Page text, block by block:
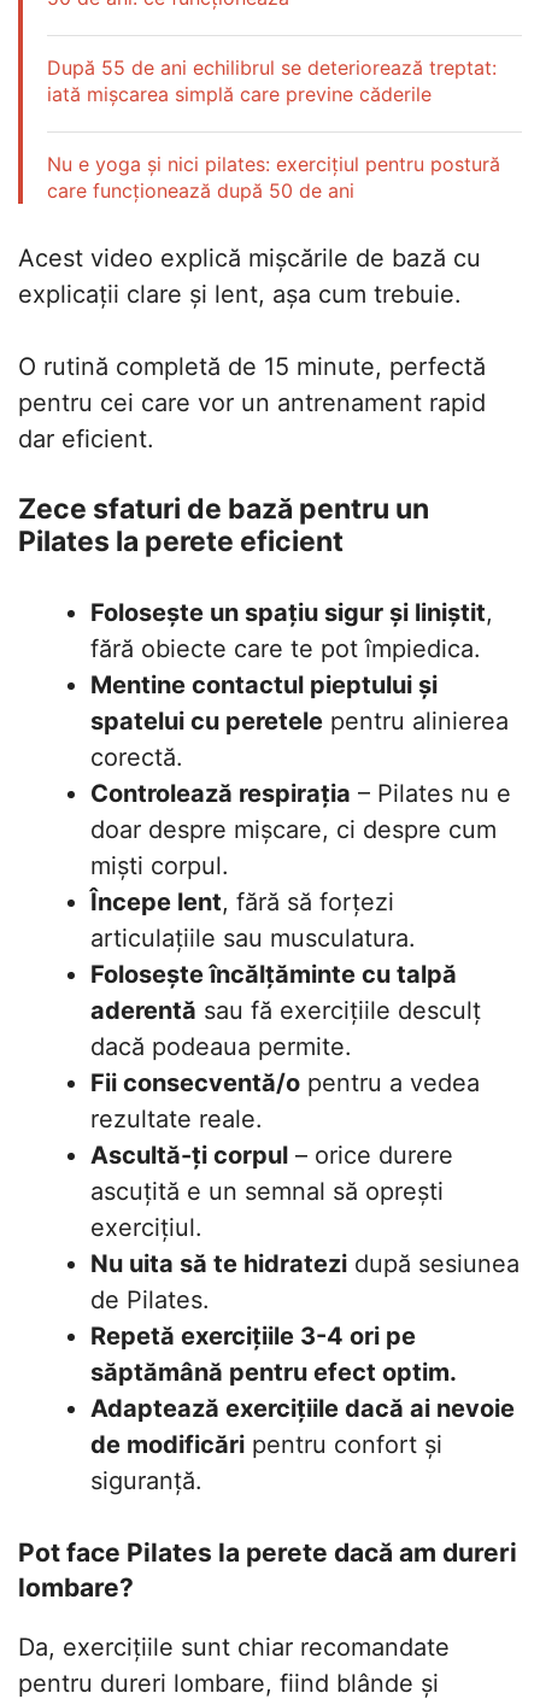
După 55 de ani echilibrul se deteriorează treptat:
iată mișcarea simplă care previne căderile
Nu e yoga și nici pilates: exercițiul pentru postură
care funcționează după 50 de ani
Acest video explică mișcările de bază cu
explicații clare și lent, așa cum trebuie.
O rutină completă de 15 minute, perfectă
pentru cei care vor un antrenament rapid
dar eficient.
Zece sfaturi de bază pentru un
Pilates la perete eficient
Folosește un spațiu sigur și liniștit,
fără obiecte care te pot împiedica.
Mentine contactul pieptului și
spatelui cu peretele pentru alinierea
corectă.
Controlează respirația – Pilates nu e
doar despre mișcare, ci despre cum
miști corpul.
Începe lent, fără să forțezi
articulațiile sau musculatura.
Folosește încălțăminte cu talpă
aderentă sau fă exercițiile desculț
dacă podeaua permite.
Fii consecventă/o pentru a vedea
rezultate reale.
Ascultă-ți corpul – orice durere
ascuțită e un semnal să oprești
exercițiul.
Nu uita să te hidratezi după sesiunea
de Pilates.
Repetă exercițiile 3-4 ori pe
săptămână pentru efect optim.
Adaptează exercițiile dacă ai nevoie
de modificări pentru confort și
siguranță.
Pot face Pilates la perete dacă am dureri
lombare?
Da, exercițiile sunt chiar recomandate
pentru dureri lombare, fiind blânde și